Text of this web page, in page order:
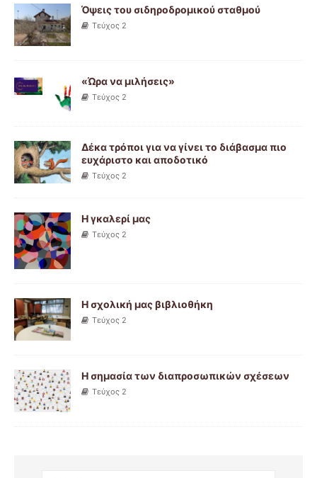
Όψεις του σιδηροδρομικού σταθμού
Τεύχος 2
«Ώρα να μιλήσεις»
Τεύχος 2
Δέκα τρόποι για να γίνει το διάβασμα πιο
ευχάριστο και αποδοτικό
Τεύχος 2
Η γκαλερί μας
Τεύχος 2
Η σχολική μας βιβλιοθήκη
Τεύχος 2
Η σημασία των διαπροσωπικών σχέσεων
Τεύχος 2